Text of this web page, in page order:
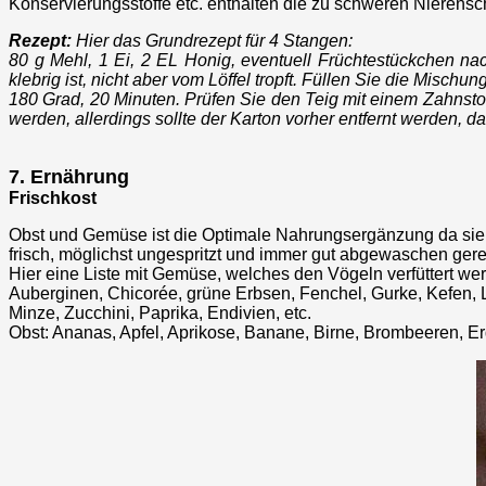
Konservierungsstoffe etc. enthalten die zu schweren
Rezept: Hier das Grundrezept für 4 Stangen:
80 g Mehl, 1 Ei, 2 EL Honig, eventuell Früchtestückchen
klebrig ist, nicht aber vom Löffel tropft. Füllen Sie die
180 Grad, 20 Minuten. Prüfen Sie den Teig mit einem
werden, allerdings sollte der Karton vorher entfernt werden,
7. Ernährung
Frischkost
Obst und Gemüse ist die Optimale Nahrungsergänzung da
frisch, möglichst ungespritzt und immer gut abgewaschen
Hier eine Liste mit Gemüse, welches den Vögeln verfüttert
Auberginen, Chicorée, grüne Erbsen, Fenchel, Gurke,
Minze, Zucchini, Paprika, Endivien, etc.
Obst: Ananas, Apfel, Aprikose, Banane, Birne, Brombeeren,